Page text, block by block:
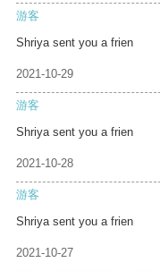
游客
Shriya sent you a frien
2021-10-29
游客
Shriya sent you a frien
2021-10-28
游客
Shriya sent you a frien
2021-10-27